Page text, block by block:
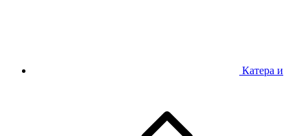
Катера и